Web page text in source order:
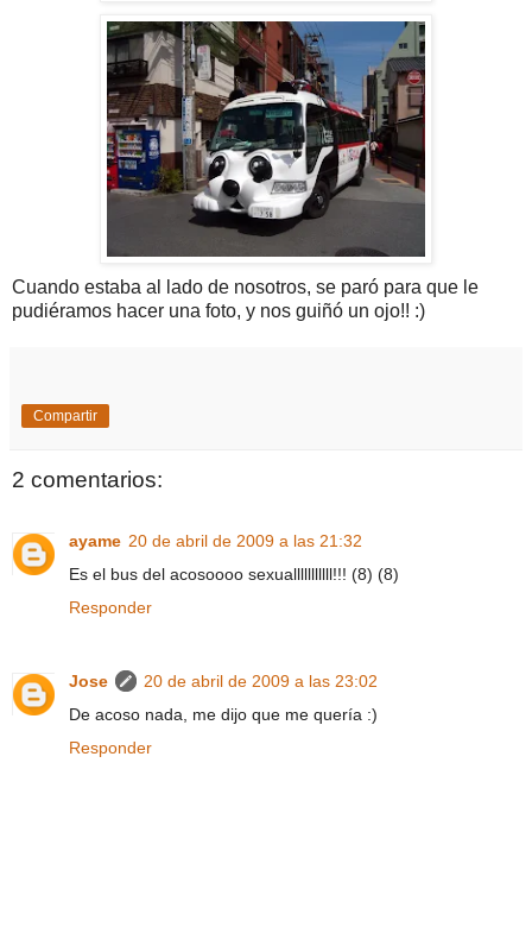
Cuando estaba al lado de nosotros, se paró para que le
pudiéramos hacer una foto, y nos guiñó un ojo!! :)
Compartir
2 comentarios:
ayame 20 de abril de 2009 a las 21:32
Es el bus del acosoooo sexualllllllllll!!! (8) (8)
Responder
Jose
20 de abril de 2009 a las 23:02
De acoso nada, me dijo que me quería :)
Responder